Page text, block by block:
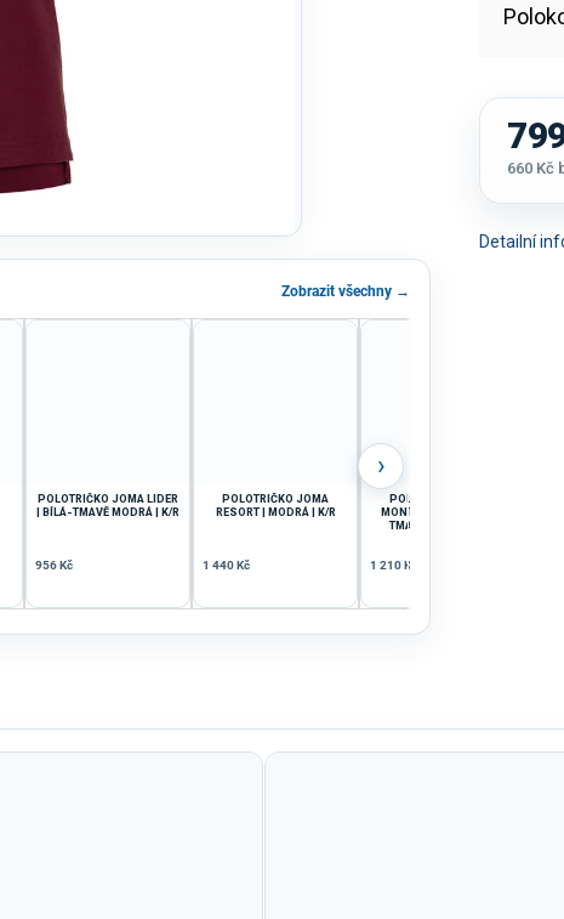
Zobrazit všechny →
POLOTRIČKO JOMA LIDER
| BÍLÁ-TMAVĚ MODRÁ | K/R
956 Kč
POLOTRIČKO JOMA
RESORT | MODRÁ | K/R
1 440 Kč
POLOTRIČKO JOMA
MONTREAL | ČERVENÁ-
TMAVĚ MODRÁ | K/R
1 210 Kč
›
Detailní
660 Kč